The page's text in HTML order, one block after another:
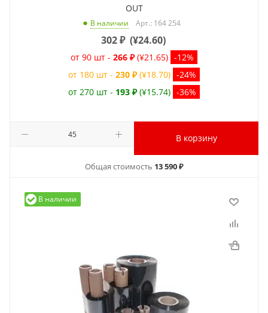
OUT
В наличии Арт.: 164 254
302₽ (¥24.60)
от 90 шт - 266 ₽ (¥21.65) -12%
от 180 шт - 230 ₽ (¥18.70) -24%
от 270 шт - 193 ₽ (¥15.74) -36%
В корзину
Общая стоимость 13 590 ₽
В наличии